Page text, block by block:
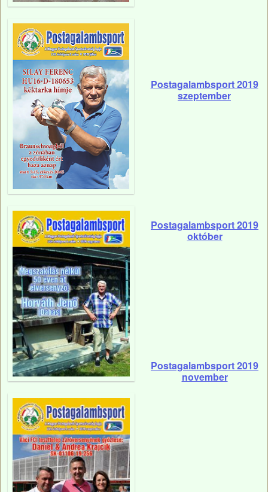
Postagalambsport 2019
szeptember
Postagalambsport 2019
október
Postagalambsport 2019
november